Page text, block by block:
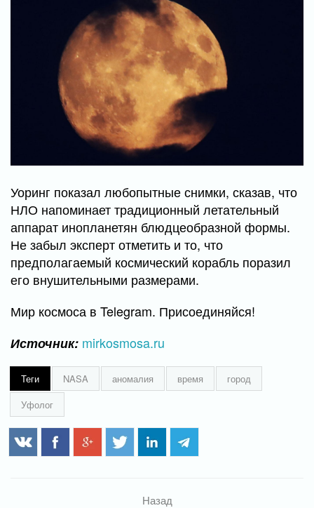
Уоринг показал любопытные снимки, сказав, что
НЛО напоминает традиционный летательный
аппарат инопланетян блюдцеобразной формы.
Не забыл эксперт отметить и то, что
предполагаемый космический корабль поразил
его внушительными размерами.
Мир космоса в Telegram. Присоединяйся!
Источник: mirkosmosa.ru
Теги NASA аномалия время
город
Уфолог
Назад